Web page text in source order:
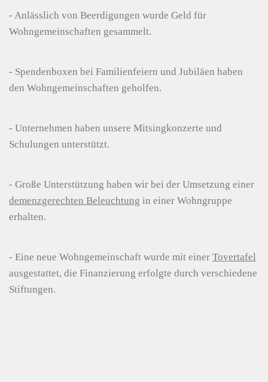
- Anlässlich von Beerdigungen wurde Geld für
Wohngemeinschaften gesammelt.
- Spendenboxen bei Familienfeiern und Jubiläen haben
den Wohngemeinschaften geholfen.
- Unternehmen haben unsere Mitsingkonzerte und
Schulungen unterstützt.
- Große Unterstützung haben wir bei der Umsetzung einer
demenzgerechten Beleuchtung in einer Wohngruppe
erhalten.
- Eine neue Wohngemeinschaft wurde mit einer Tovertafel
ausgestattet, die Finanzierung erfolgte durch verschiedene
Stiftungen.